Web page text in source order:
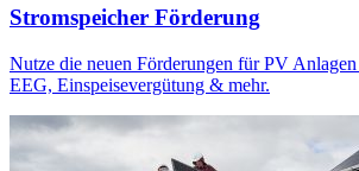
Stromspeicher Förderung
Nutze die neuen Förderungen für PV
EEG, Einspeisevergütung & mehr.